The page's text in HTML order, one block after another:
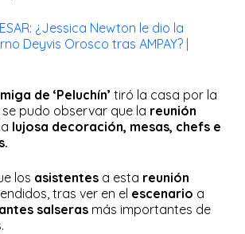
¿Jessica Newton le dio la
Deyvis Orosco tras AMPAY? |
de ‘Peluchín’ tiró la casa por la
pudo observar que la reunión
lujosa decoración, mesas, chefs e
los asistentes a esta reunión
tras ver en el escenario a
salseras más importantes de